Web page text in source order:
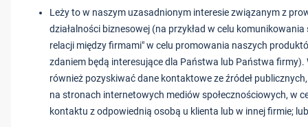
Leży to w naszym uzasadnionym interesie związanym z
działalności biznesowej (na przykład w celu
relacji między firmami" w celu promowania naszych
zdaniem będą interesujące dla Państwa lub Państwa firmy).
również pozyskiwać dane kontaktowe ze źródeł
na stronach internetowych mediów społecznościowych, w
kontaktu z odpowiednią osobą u klienta lub w innej firmie; lub